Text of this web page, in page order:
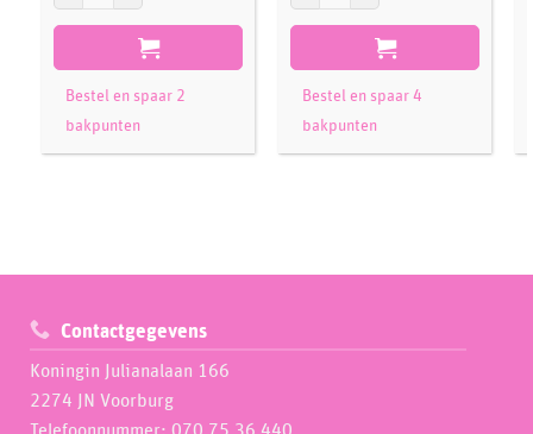
Bestel en spaar 2
bakpunten
Bestel en spaar 4
bakpunten
Contactgegevens
Koningin Julianalaan 166
2274 JN Voorburg
Telefoonnummer: 070 75 36 440